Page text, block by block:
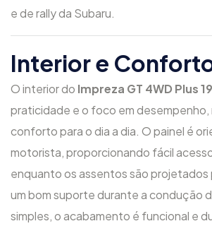
e de rally da Subaru.
Interior e
O interior do Impreza GT 4WD Plus
praticidade e o foco em
conforto para o dia a dia. O painel é
motorista, proporcionando fácil
enquanto os assentos são projetados
um bom suporte durante a condução
simples, o acabamento é funcional e